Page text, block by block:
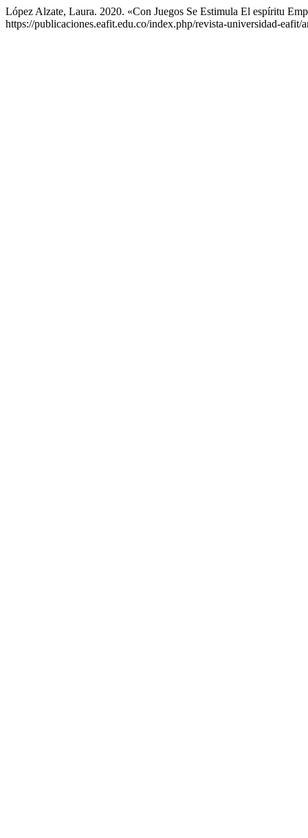
López Alzate, Laura. 2020. «Con Juegos Se Estimula El espíritu
https://publicaciones.eafit.edu.co/index.php/revista-universidad-eafit/